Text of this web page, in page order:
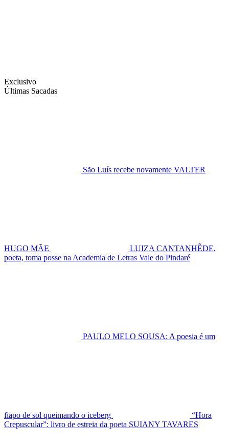
Exclusivo
Últimas Sacadas
São Luís recebe novamente VALTER
HUGO MÃE
LUIZA CANTANHÊDE,
poeta, toma posse na Academia de Letras Vale do Pindaré
PAULO MELO SOUSA: A poesia é um
fiapo de sol queimando o iceberg
“Hora
Crepuscular”: livro de estreia da poeta SUIANY TAVARES